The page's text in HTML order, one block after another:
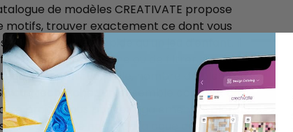
de modèles CREATIVATE propose
motifs, trouver exactement ce dont vous
aussi simple et rapide qu'un jeu d'enfant. Il
une recherche ou de filtrer les
technique, taille, nombre de blocs de
vous recherchez un ensemble complet de
projet, vous pouvez également explorer
collections de notre Catalogue de modèles.